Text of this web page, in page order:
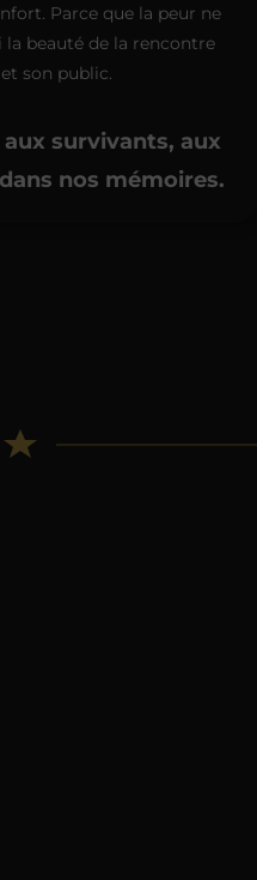
Parce que la peur ne
beauté de la rencontre
son public.
survivants, aux
nos mémoires.